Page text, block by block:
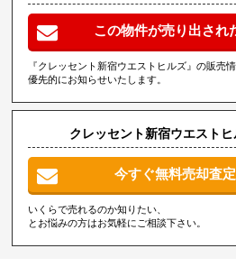
この物件が売り出され
『クレッセント新宿ウエストヒルズ』の販売
優先的にお知らせいたします。
クレッセント新宿ウエスト
今すぐ無料売却査
いくらで売れるのか知りたい、
とお悩みの方はお気軽にご相談下さい。